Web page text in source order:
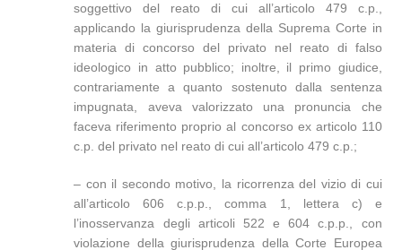
soggettivo del reato di cui all’articolo 479 c.p.,
applicando la giurisprudenza della Suprema Corte in
materia di concorso del privato nel reato di falso
ideologico in atto pubblico; inoltre, il primo giudice,
contrariamente a quanto sostenuto dalla sentenza
impugnata, aveva valorizzato una pronuncia che
faceva riferimento proprio al concorso ex articolo 110
c.p. del privato nel reato di cui all’articolo 479 c.p.;
– con il secondo motivo, la ricorrenza del vizio di cui
all’articolo 606 c.p.p., comma 1, lettera c) e
l’inosservanza degli articoli 522 e 604 c.p.p., con
violazione della giurisprudenza della Corte Europea